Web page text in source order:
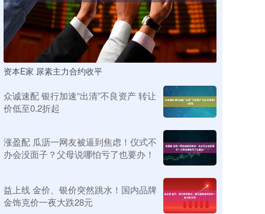
资本E家 尿素主力合约收平
众诚速配 银行加速“出清”不良资产 转让
价低至0.2折起
涨盈配 瓜沥一网友被逼到焦虑！仪式不
办会没面子？父母说哪怕亏了也要办！
益上线 金价、银价突然跳水！国内品牌
金饰克价一夜大跌28元